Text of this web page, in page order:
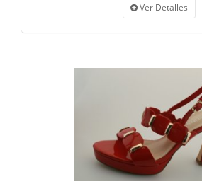
Ver Detalles